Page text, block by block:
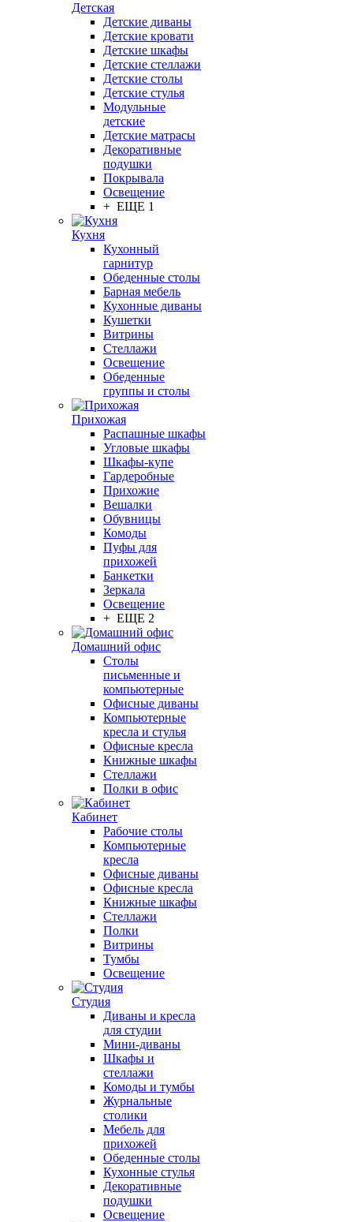
Детская
Детские диваны
Детские кровати
Детские шкафы
Детские стеллажи
Детские столы
Детские стулья
Модульные
детские
Детские матрасы
Декоративные
подушки
Покрывала
Освещение
+ ЕЩЕ 1
Кухня
Кухонный
гарнитур
Обеденные столы
Барная мебель
Кухонные диваны
Кушетки
Витрины
Стеллажи
Освещение
Обеденные
группы и столы
Прихожая
Распашные шкафы
Угловые шкафы
Шкафы-купе
Гардеробные
Прихожие
Вешалки
Обувницы
Комоды
Пуфы для
прихожей
Банкетки
Зеркала
Освещение
+ ЕЩЕ 2
Домашний офис
Столы
письменные и
компьютерные
Офисные диваны
Компьютерные
кресла и стулья
Офисные кресла
Книжные шкафы
Стеллажи
Полки в офис
Кабинет
Рабочие столы
Компьютерные
кресла
Офисные диваны
Офисные кресла
Книжные шкафы
Стеллажи
Полки
Витрины
Тумбы
Освещение
Студия
Диваны и кресла
для студии
Мини-диваны
Шкафы и
стеллажи
Комоды и тумбы
Журнальные
столики
Мебель для
прихожей
Обеденные столы
Кухонные стулья
Декоративные
подушки
Освещение